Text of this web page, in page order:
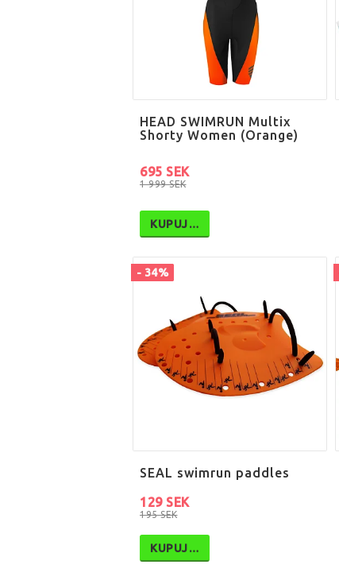
HEAD SWIMRUN Multix
Shorty Women (Orange)
1 999 SEK
695 SEK
KUPUJ…
- 34%
SEAL swimrun paddles
195 SEK
129 SEK
KUPUJ…